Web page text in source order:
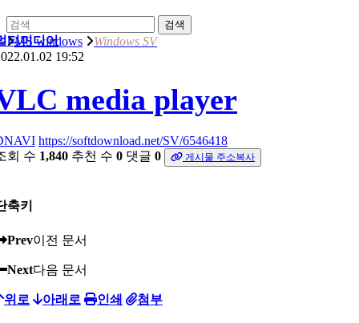
검색
MS windows Windows SV
티미디어
19:52
media player
https://softdownload.net/SV/6546418
회 수 1,840 추천 수 0 댓글 0 게시물 주소복사
축키
Prev이전 문서
Next다음 문서
위로 아래로 인쇄 첨부